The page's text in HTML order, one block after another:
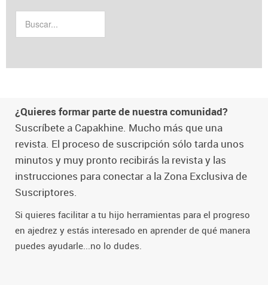
¿Quieres formar parte de nuestra comunidad?
Suscríbete a Capakhine. Mucho más que una
revista. El proceso de suscripción sólo tarda unos
minutos y muy pronto recibirás la revista y las
instrucciones para conectar a la Zona Exclusiva de
Suscriptores.
Si quieres facilitar a tu hijo herramientas para el progreso
en ajedrez y estás interesado en aprender de qué manera
puedes ayudarle...no lo dudes.